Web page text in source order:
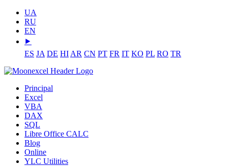
UA
RU
EN
⯈
ES JA DE HI AR CN PT FR IT KO PL RO TR
Principal
Excel
VBA
DAX
SQL
Libre Office CALC
Blog
Online
YLC Utilities